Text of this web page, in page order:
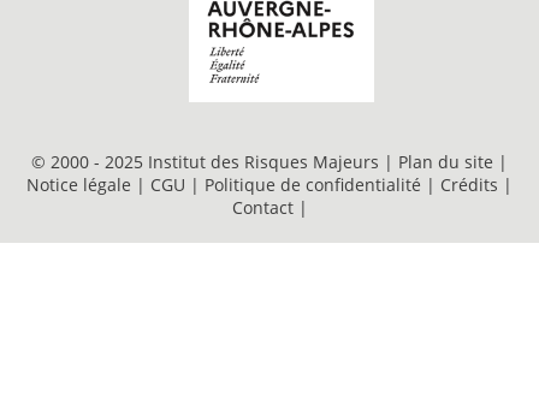
© 2000 - 2025 Institut des Risques Majeurs | Plan du site |
Notice légale | CGU | Politique de confidentialité | Crédits |
Contact |